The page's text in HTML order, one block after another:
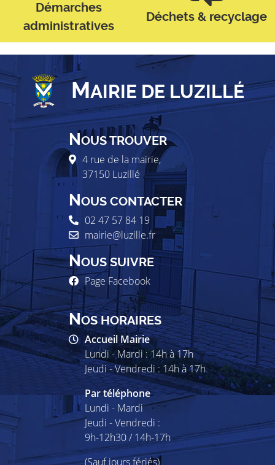
Démarches
administratives
Déchets & recyclage
MAIRIE DE LUZILLÉ
NOUS TROUVER
4 rue de la mairie,
37150 Luzillé
NOUS CONTACTER
02 47 57 84 19
mairie@luzille.fr
NOUS SUIVRE
Page Facebook
NOS HORAIRES
Accueil Mairie
Lundi - Mardi : 14h à 17h
Jeudi - Vendredi : 14h à 17h
Par téléphone
Lundi - Mardi
Jeudi - Vendredi :
9h-12h30 / 14h-17h
(Sauf jours fériés)